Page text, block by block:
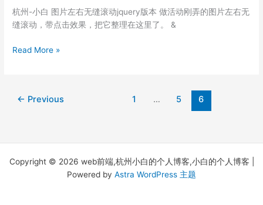
杭州-小白 图片左右无缝滚动jquery版本 做活动刚弄的图片左右无
缝滚动，带点击效果，把它整理在这里了。 &
图
无
版
Read More »
← Previous 1 … 5 6
Copyright © 2026 web前端,杭州小白的个人博客,小白的个人博客 |
Powered by Astra WordPress 主题